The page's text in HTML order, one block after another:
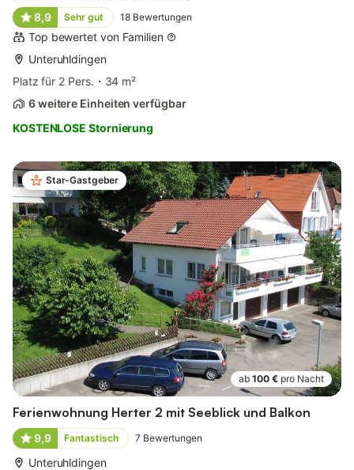
8,9
Sehr gut 18 Bewertungen
Top bewertet von Familien
Unteruhldingen
Platz für 2 Pers.
34 m²
6 weitere Einheiten verfügbar
KOSTENLOSE Stornierung
Star-Gastgeber
ab 100 € pro Nacht
Ferienwohnung Herter 2 mit Seeblick und Balkon
9,9 Fantastisch 7 Bewertungen
Unteruhldingen